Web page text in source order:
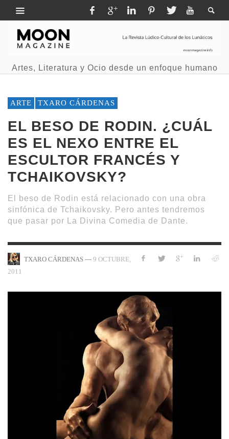
Artes, Literatura y Ocio desde un enfoque humano
ARTE TXARO CÁRDENAS
EL BESO DE RODIN. ¿CUÁL
ES EL NEXO ENTRE EL
ESCULTOR FRANCÉS Y
TCHAIKOVSKY?
El beso de Rodin está relacionado con una obra
sinfónica de Tchaikovsky. Pero antes tendremos
que pasar por La Divina Comedia de Dante.
TXARO CÁRDENAS — 9 OCTUBRE,
2011